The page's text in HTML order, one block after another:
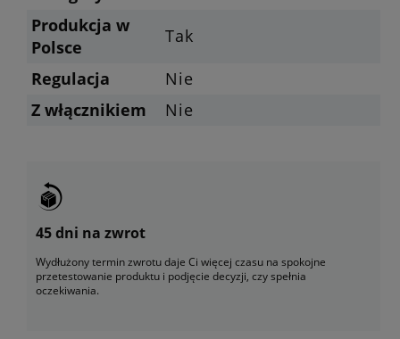
Produkcja w
Polsce
Tak
Regulacja
Nie
Z włącznikiem
Nie
45 dni na zwrot
Wydłużony termin zwrotu daje Ci więcej czasu na spokojne
przetestowanie produktu i podjęcie decyzji, czy spełnia
oczekiwania.